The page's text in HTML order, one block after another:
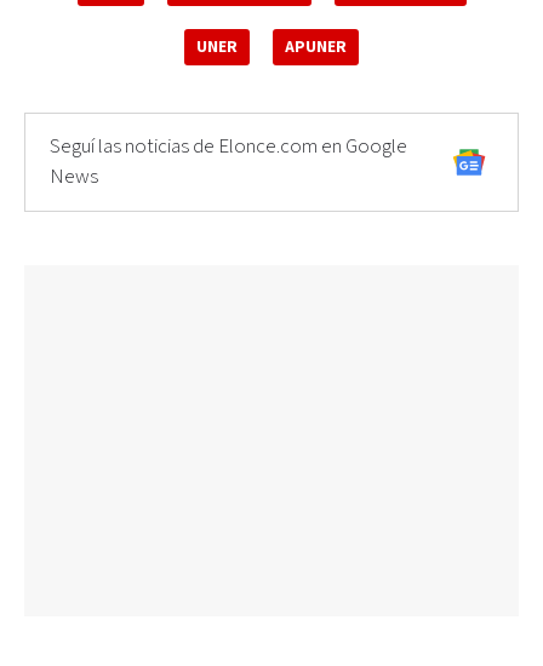
UNER APUNER
Seguí las noticias de Elonce.com en Google
News